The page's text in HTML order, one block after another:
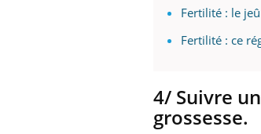
Fertilité : le
Fertilité : ce
4/ Suivre
grossesse.
même alopécie… Les